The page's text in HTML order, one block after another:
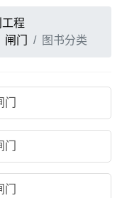
程
闸门 图书分类